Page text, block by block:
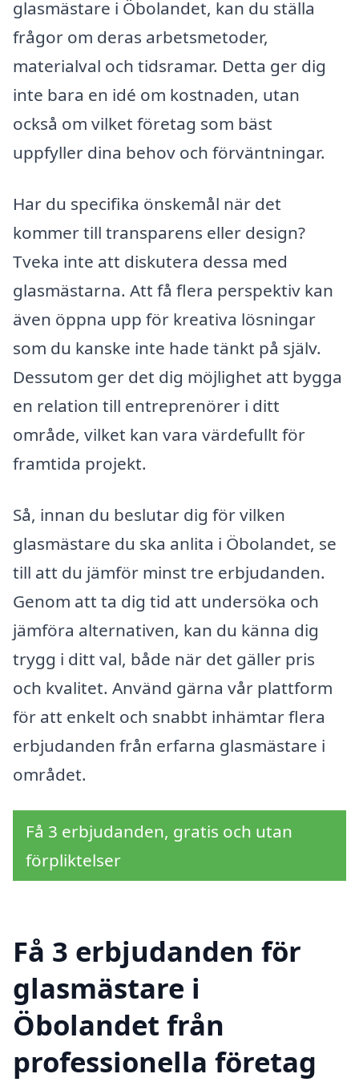
glasmästare i Öbolandet, kan du ställa
frågor om deras arbetsmetoder,
materialval och tidsramar. Detta ger dig
inte bara en idé om kostnaden, utan
också om vilket företag som bäst
uppfyller dina behov och förväntningar.
Har du specifika önskemål när det
kommer till transparens eller design?
Tveka inte att diskutera dessa med
glasmästarna. Att få flera perspektiv kan
även öppna upp för kreativa lösningar
som du kanske inte hade tänkt på själv.
Dessutom ger det dig möjlighet att bygga
en relation till entreprenörer i ditt
område, vilket kan vara värdefullt för
framtida projekt.
Så, innan du beslutar dig för vilken
glasmästare du ska anlita i Öbolandet, se
till att du jämför minst tre erbjudanden.
Genom att ta dig tid att undersöka och
jämföra alternativen, kan du känna dig
trygg i ditt val, både när det gäller pris
och kvalitet. Använd gärna vår plattform
för att enkelt och snabbt inhämtar flera
erbjudanden från erfarna glasmästare i
området.
Få 3 erbjudanden, gratis och utan
förpliktelser
Få 3 erbjudanden för
glasmästare i
Öbolandet från
professionella företag